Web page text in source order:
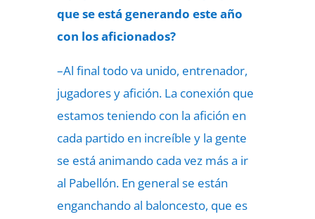
que se está generando este año
con los aficionados?
–Al final todo va unido, entrenador,
jugadores y afición. La conexión que
estamos teniendo con la afición en
cada partido en increíble y la gente
se está animando cada vez más a ir
al Pabellón. En general se están
enganchando al baloncesto, que es